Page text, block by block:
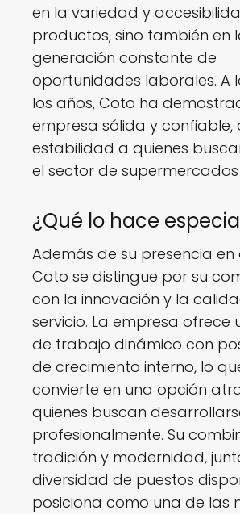
en la variedad y
productos, sino también en
generación constante de
oportunidades laborales. A
los años, Coto ha
empresa sólida y confiable,
estabilidad a quienes
el sector de
¿Qué lo hace
Además de su presencia
Coto se distingue por su
con la innovación y la
servicio. La empresa ofrece
de trabajo dinámico con
de crecimiento interno, lo
convierte en una opción
quienes buscan
profesionalmente. Su
tradición y modernidad,
diversidad de puestos
posiciona como una de las